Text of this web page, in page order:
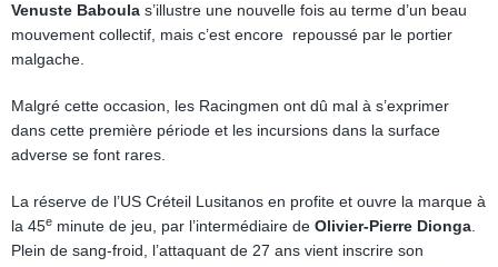
Venuste Baboula s’illustre une nouvelle fois au terme d’un beau
mouvement collectif, mais c’est encore repoussé par le portier
malgache.
Malgré cette occasion, les Racingmen ont dû mal à s’exprimer
dans cette première période et les incursions dans la surface
adverse se font rares.
La réserve de l’US Créteil Lusitanos en profite et ouvre la marque à
la 45e minute de jeu, par l’intermédiaire de Olivier-Pierre Dionga
Plein de sang-froid, l’attaquant de 27 ans vient inscrire son